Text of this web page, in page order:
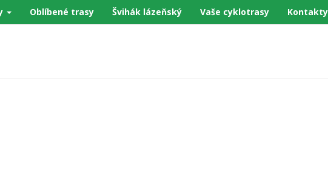
Oblíbené trasy Švihák lázeňský Vaše cyklotrasy
Kontakty